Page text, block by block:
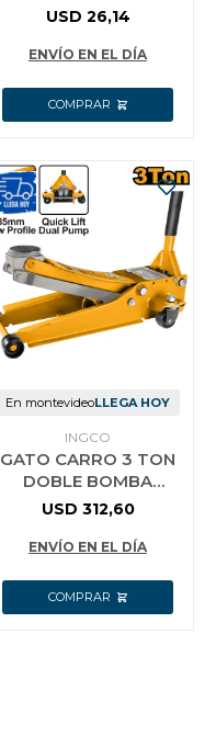
USD 26,14
ENVÍO EN EL DÍA
En montevideoLLEGA HOY
INGCO
GATO CARRO 3 TON
DOBLE BOMBA
HFJ304 INGCO
USD 312,60
ENVÍO EN EL DÍA